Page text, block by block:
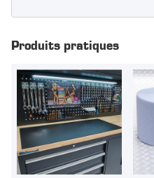
Produits pratiques